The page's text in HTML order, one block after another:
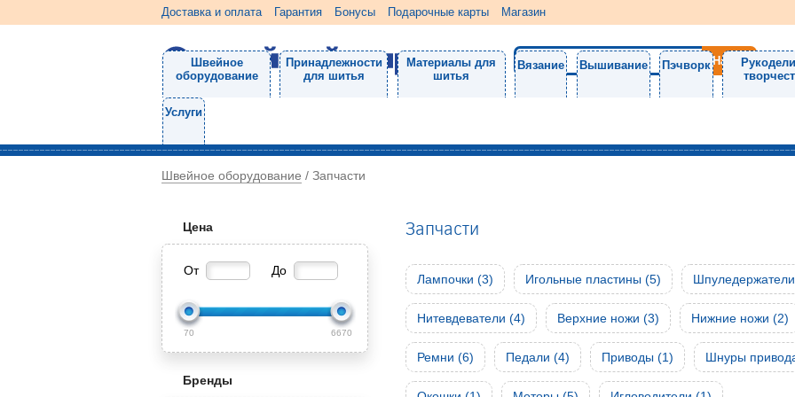
Доставка и оплата Гарантия Бонусы Подарочные карты Магазин
Швейное
оборудование
Принадлежности
для шитья
Материалы для
шитья
Вязание Вышивание Пэчворк
Услуги
Швейное оборудование / Запчасти
Цена
От До
70 6670
Бренды
Запчасти
Лампочки (3) Игольные пластины (5)
Нитевдеватели (4) Верхние ножи (3) Нижние ножи (2)
Ремни (6) Педали (4) Приводы (1) Шнуры